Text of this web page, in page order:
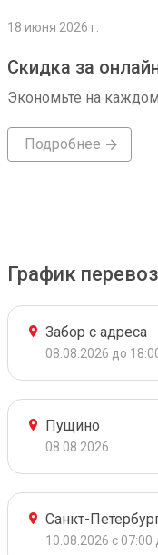
18 июня 2026 г.
Скидка за
Экономьте на
Подробнее
График
Забор с адреса
08.08.2026 до
Пущино
08.08.2026
Санкт-
10.08.2026 с 07:00